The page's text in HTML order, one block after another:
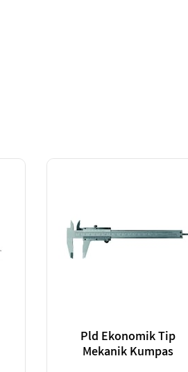
Pld Ekonomik Tip
Mekanik Kumpas